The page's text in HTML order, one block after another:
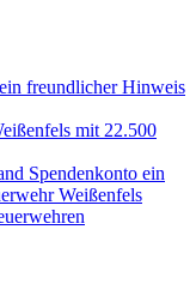
freundlicher Hinweis
mit 22.500
Spendenkonto ein
Weißenfels